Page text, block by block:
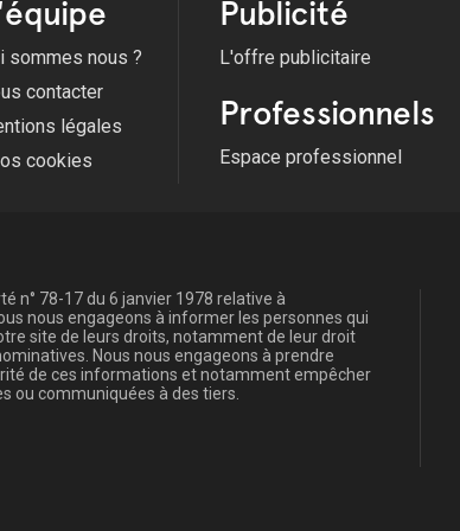
sommes nous ?
contacter
légales
cookies
Publicité
L'offre publicitaire
Professionnels
Espace professionnel
n° 78-17 du 6 janvier 1978 relative à
nous engageons à informer les personnes qui
site de leurs droits, notamment de leur droit
Nous nous engageons à prendre
de ces informations et notamment empêcher
ou communiquées à des tiers.